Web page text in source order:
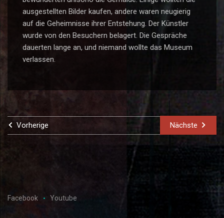
ausgestellten Bilder kaufen, andere waren neugierig
auf die Geheimnisse ihrer Entstehung. Der Künstler
wurde von den Besuchern belagert. Die Gespräche
dauerten lange an, und niemand wollte das Museum
verlassen.
Vorherige Nächste
Facebook Youtube